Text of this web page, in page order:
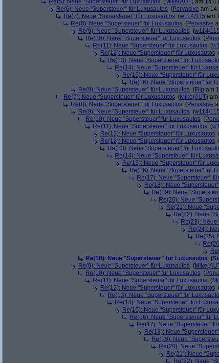
Re(5): Neue "Supersteuer" für Luxusautos (Mike(AUT) am
Re(6): Neue "Supersteuer" für Luxusautos (Pervasive am
Re(7): Neue "Supersteuer" für Luxusautos (w114/115 am
Re(8): Neue "Supersteuer" für Luxusautos (Pervasive
Re(9): Neue "Supersteuer" für Luxusautos (w114/
Re(10): Neue "Supersteuer" für Luxusautos (
Re(11): Neue "Supersteuer" für Luxusautos (
Re(12): Neue "Supersteuer" für Luxusautos
Re(13): Neue "Supersteuer" für
Re(14): Neue "Supersteuer" für
Re(15): Neue "Supersteuer" für
Re(16): Neue "Supersteuer" für
Re(9): Neue "Supersteuer" für Luxusautos (Flip am
Re(7): Neue "Supersteuer" für Luxusautos (Mike(AUT)
Re(8): Neue "Supersteuer" für Luxusautos (Pervasive
Re(9): Neue "Supersteuer" für Luxusautos (w114/
Re(10): Neue "Supersteuer" für Luxusautos (
Re(11): Neue "Supersteuer" für Luxusautos (
Re(12): Neue "Supersteuer" für Luxusautos
Re(12): Neue "Supersteuer" für Luxusautos
Re(13): Neue "Supersteuer" für
Re(14): Neue "Supersteuer" für
Re(15): Neue "Supersteuer" für
Re(16): Neue "Supersteuer" für
Re(17): Neue "Supersteuer"
Re(18): Neue
Re(19): Neue
Re(20): Neue
Re(21): Neue
Re(22): Neue
Re(23):
Re(24):
Re(25):
Re(10): Neue "Supersteuer" für Luxusautos (
Re(9): Neue "Supersteuer" für Luxusautos (
Re(10): Neue "Supersteuer" für Luxusautos (
Re(11): Neue "Supersteuer" für Luxusautos (
Re(12): Neue "Supersteuer" für Luxusautos
Re(13): Neue "Supersteuer" für
Re(14): Neue "Supersteuer" für
Re(15): Neue "Supersteuer" für
Re(16): Neue "Supersteuer" für
Re(17): Neue "Supersteuer"
Re(18): Neue
Re(19): Neue
Re(20): Neue
Re(21): Neue
Re(22): Neue